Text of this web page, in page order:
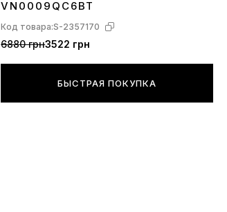
VN0009QC6BT
Код товара:S-2357170
6880 грн3522 грн
БЫСТРАЯ ПОКУПКА